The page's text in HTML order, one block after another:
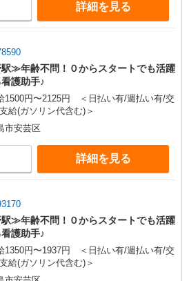
詳細を見る
≫年齢不問！０からスタートでも活躍
護助手♪
1500円〜2125円 ＜日払い有/週払い有/交
給(ガソリン代含む)＞
市安芸区
詳細を見る
≫年齢不問！０からスタートでも活躍
護助手♪
1350円〜1937円 ＜日払い有/週払い有/交
給(ガソリン代含む)＞